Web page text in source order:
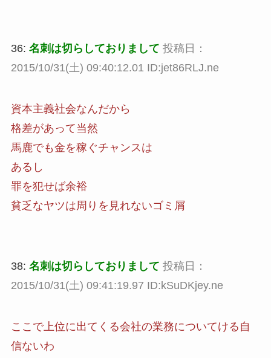
36: 名刺は切らしておりまして 投稿日：
2015/10/31(土) 09:40:12.01 ID:jet86RLJ.ne
資本主義社会なんだから
格差があって当然
馬鹿でも金を稼ぐチャンスは
あるし
罪を犯せば余裕
貧乏なヤツは周りを見れないゴミ屑
38: 名刺は切らしておりまして 投稿日：
2015/10/31(土) 09:41:19.97 ID:kSuDKjey.ne
ここで上位に出てくる会社の業務についてける自
信ないわ